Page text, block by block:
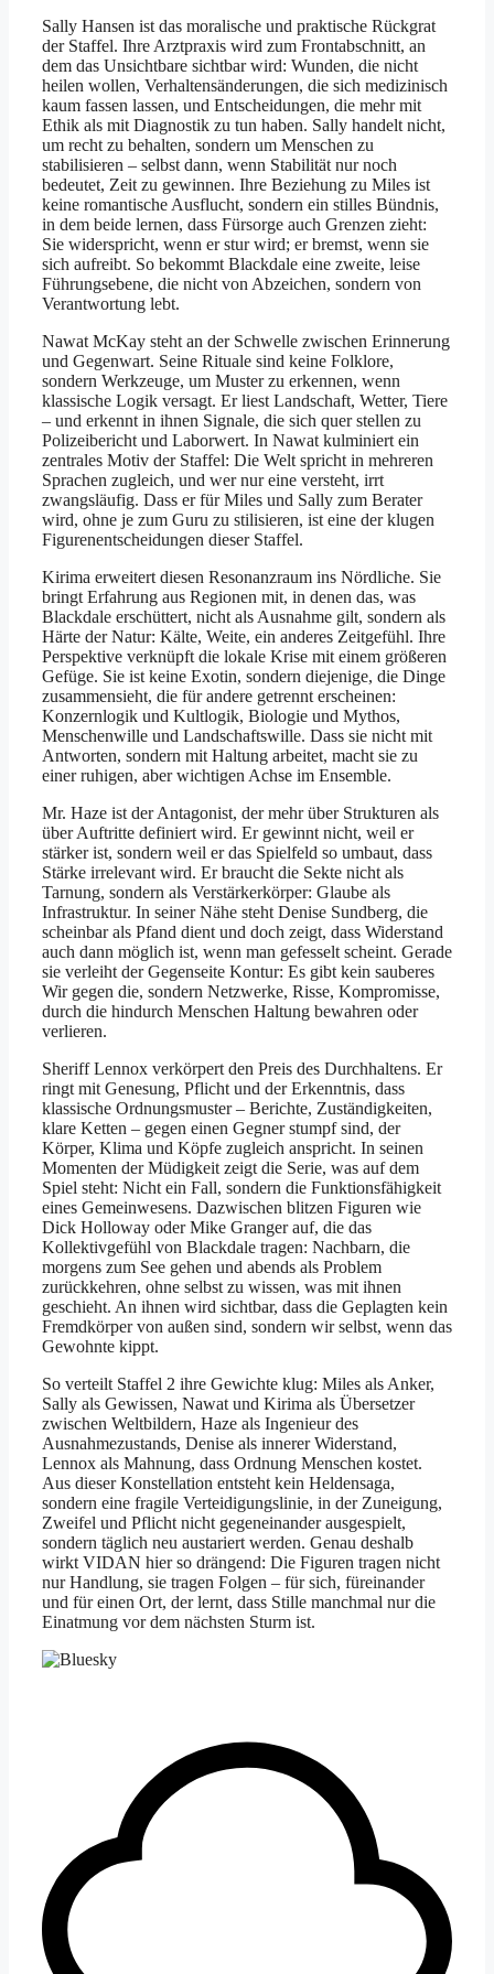
Sally Hansen ist das moralische und praktische Rückgrat
der Staffel. Ihre Arztpraxis wird zum Frontabschnitt, an
dem das Unsichtbare sichtbar wird: Wunden, die nicht
heilen wollen, Verhaltensänderungen, die sich medizinisch
kaum fassen lassen, und Entscheidungen, die mehr mit
Ethik als mit Diagnostik zu tun haben. Sally handelt nicht,
um recht zu behalten, sondern um Menschen zu
stabilisieren – selbst dann, wenn Stabilität nur noch
bedeutet, Zeit zu gewinnen. Ihre Beziehung zu Miles ist
keine romantische Ausflucht, sondern ein stilles Bündnis,
in dem beide lernen, dass Fürsorge auch Grenzen zieht:
Sie widerspricht, wenn er stur wird; er bremst, wenn sie
sich aufreibt. So bekommt Blackdale eine zweite, leise
Führungsebene, die nicht von Abzeichen, sondern von
Verantwortung lebt.
Nawat McKay steht an der Schwelle zwischen Erinnerung
und Gegenwart. Seine Rituale sind keine Folklore,
sondern Werkzeuge, um Muster zu erkennen, wenn
klassische Logik versagt. Er liest Landschaft, Wetter, Tiere
– und erkennt in ihnen Signale, die sich quer stellen zu
Polizeibericht und Laborwert. In Nawat kulminiert ein
zentrales Motiv der Staffel: Die Welt spricht in mehreren
Sprachen zugleich, und wer nur eine versteht, irrt
zwangsläufig. Dass er für Miles und Sally zum Berater
wird, ohne je zum Guru zu stilisieren, ist eine der klugen
Figurenentscheidungen dieser Staffel.
Kirima erweitert diesen Resonanzraum ins Nördliche. Sie
bringt Erfahrung aus Regionen mit, in denen das, was
Blackdale erschüttert, nicht als Ausnahme gilt, sondern als
Härte der Natur: Kälte, Weite, ein anderes Zeitgefühl. Ihre
Perspektive verknüpft die lokale Krise mit einem größeren
Gefüge. Sie ist keine Exotin, sondern diejenige, die Dinge
zusammensieht, die für andere getrennt erscheinen:
Konzernlogik und Kultlogik, Biologie und Mythos,
Menschenwille und Landschaftswille. Dass sie nicht mit
Antworten, sondern mit Haltung arbeitet, macht sie zu
einer ruhigen, aber wichtigen Achse im Ensemble.
Mr. Haze ist der Antagonist, der mehr über Strukturen als
über Auftritte definiert wird. Er gewinnt nicht, weil er
stärker ist, sondern weil er das Spielfeld so umbaut, dass
Stärke irrelevant wird. Er braucht die Sekte nicht als
Tarnung, sondern als Verstärkerkörper: Glaube als
Infrastruktur. In seiner Nähe steht Denise Sundberg, die
scheinbar als Pfand dient und doch zeigt, dass Widerstand
auch dann möglich ist, wenn man gefesselt scheint. Gerade
sie verleiht der Gegenseite Kontur: Es gibt kein sauberes
Wir gegen die, sondern Netzwerke, Risse, Kompromisse,
durch die hindurch Menschen Haltung bewahren oder
verlieren.
Sheriff Lennox verkörpert den Preis des Durchhaltens. Er
ringt mit Genesung, Pflicht und der Erkenntnis, dass
klassische Ordnungsmuster – Berichte, Zuständigkeiten,
klare Ketten – gegen einen Gegner stumpf sind, der
Körper, Klima und Köpfe zugleich anspricht. In seinen
Momenten der Müdigkeit zeigt die Serie, was auf dem
Spiel steht: Nicht ein Fall, sondern die Funktionsfähigkeit
eines Gemeinwesens. Dazwischen blitzen Figuren wie
Dick Holloway oder Mike Granger auf, die das
Kollektivgefühl von Blackdale tragen: Nachbarn, die
morgens zum See gehen und abends als Problem
zurückkehren, ohne selbst zu wissen, was mit ihnen
geschieht. An ihnen wird sichtbar, dass die Geplagten kein
Fremdkörper von außen sind, sondern wir selbst, wenn das
Gewohnte kippt.
So verteilt Staffel 2 ihre Gewichte klug: Miles als Anker,
Sally als Gewissen, Nawat und Kirima als Übersetzer
zwischen Weltbildern, Haze als Ingenieur des
Ausnahmezustands, Denise als innerer Widerstand,
Lennox als Mahnung, dass Ordnung Menschen kostet.
Aus dieser Konstellation entsteht kein Heldensaga,
sondern eine fragile Verteidigungslinie, in der Zuneigung,
Zweifel und Pflicht nicht gegeneinander ausgespielt,
sondern täglich neu austariert werden. Genau deshalb
wirkt VIDAN hier so drängend: Die Figuren tragen nicht
nur Handlung, sie tragen Folgen – für sich, füreinander
und für einen Ort, der lernt, dass Stille manchmal nur die
Einatmung vor dem nächsten Sturm ist.